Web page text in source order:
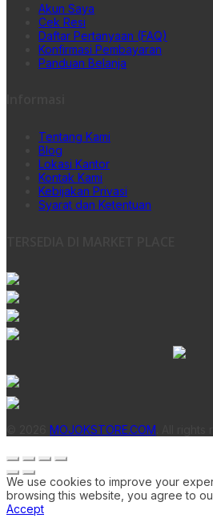
Akun Saya
Cek Resi
Daftar Pertanyaan (FAQ)
Konfirmasi Pembayaran
Panduan Belanja
Tentang Kami
Blog
Lokasi Kantor
Kontak Kami
Kebijakan Privasi
Syarat dan Ketentuan
MOJOKSTORE.COM
We use cookies to improve your
browsing this website, you agree to
Accept